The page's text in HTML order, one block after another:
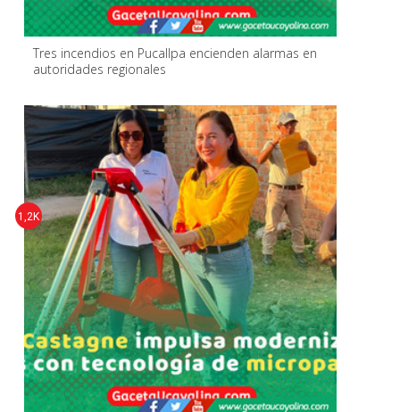
Tres incendios en Pucallpa encienden alarmas en
autoridades regionales
1,2K